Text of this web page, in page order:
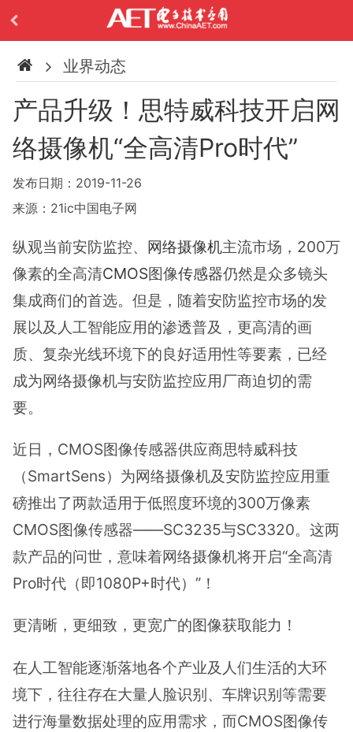
业界动态
产品升级！思特威科技开启网
络摄像机“全高清Pro时代”
发布日期：2019-11-26
来源：21ic中国电子网
纵观当前安防监控、 网络摄像机主流市场，200万
像素的全高清CMOS图像传感器仍然是众多镜头
集成商们的首选。但是，随着安防监控市场的发
展以及人工智能应用的渗透普及，更高清的画
质、复杂光线环境下的良好适用性等要素，已经
成为网络摄像机与安防监控应用厂商迫切的需
要。
近日，CMOS图像传感器供应商思特威科技
（SmartSens）为网络摄像机及安防监控应用重
磅推出了两款适用于低照度环境的300万像素
CMOS图像传感器——SC3235与SC3320。这两
款产品的问世，意味着网络摄像机将开启“全高清
Pro时代（即1080P+时代）”！
更清晰，更细致，更宽广的图像获取能力！
在人工智能逐渐落地各个产业及人们生活的大环
境下，往往存在大量人脸识别、车牌识别等需要
进行海量数据处理的应用需求，而CMOS图像传